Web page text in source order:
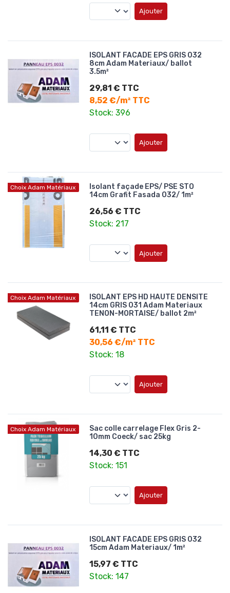
Ajouter
ISOLANT FACADE EPS GRIS 032
8cm Adam Materiaux/ ballot
3.5m²
29,81 € TTC
8,52 €/m² TTC
Stock: 396
Ajouter
Choix Adam Matériaux
Isolant façade EPS/ PSE STO
14cm Grafit Fasada 032/ 1m²
26,56 € TTC
Stock: 217
Ajouter
Choix Adam Matériaux
ISOLANT EPS HD HAUTE DENSITE
14cm GRIS 031 Adam Materiaux
TENON-MORTAISE/ ballot 2m²
61,11 € TTC
30,56 €/m² TTC
Stock: 18
Ajouter
Choix Adam Matériaux
Sac colle carrelage Flex Gris 2-
10mm Coeck/ sac 25kg
14,30 € TTC
Stock: 151
Ajouter
ISOLANT FACADE EPS GRIS 032
15cm Adam Materiaux/ 1m²
15,97 € TTC
Stock: 147